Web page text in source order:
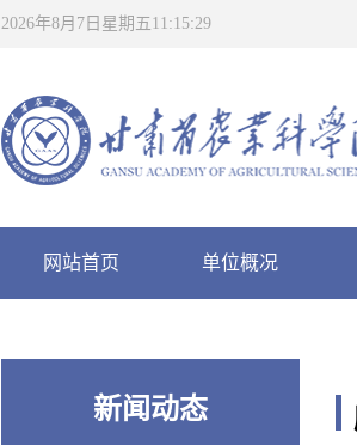
2026年8月7日星期五11:15:30
网站首页 单位概况
新闻动态